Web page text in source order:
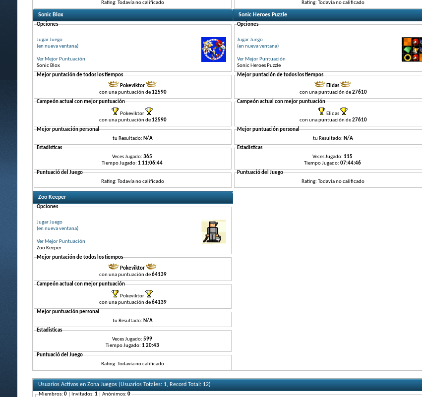
Rating: Todavía no calificado
Rating: Todavía no calificado
Sonic Blox
Opciones
Jugar Juego
(en nueva ventana)
Ver Mejor Puntuación
Sonic Blox
Mejor puntación de todos los tiempos
Pokeviktor
con una puntuación de 12590
Campeón actual con mejor puntuación
Pokeviktor
con una puntuación de 12590
Mejor puntuación personal
tu Resultado: N/A
Estadísticas
Veces Jugado: 365
Tiempo Jugado:
1 11:06:44
Puntuació del Juego
Rating: Todavía no calificado
Sonic Heroes Puzzle
Opciones
Jugar Juego
(en nueva ventana)
Ver Mejor Puntuación
Sonic Heroes Puzzle
Mejor puntación de todos los tiempos
Elidas
con una puntuación de27610
Campeón actual con mejor puntuación
Elidas
con una puntuación de27610
Mejor puntuación personal
tu Resultado: N/A
Estadísticas
Veces Jugado: 115
Tiempo Jugado: 07:44:46
Puntuació del Juego
Rating: Todavía no calificado
Zoo Keeper
Opciones
Jugar Juego
(en nueva ventana)
Ver Mejor Puntuación
Zoo Keeper
Mejor puntación de todos los tiempos
Pokeviktor
con una puntuación de64139
Campeón actual con mejor puntuación
Pokeviktor
con una puntuación de64139
Mejor puntuación personal
tu Resultado: N/A
Estadísticas
Veces Jugado: 599
Tiempo Jugado:
1 20:43
Puntuació del Juego
Rating: Todavía no calificado
Usuarios Activos en Zona Juegos (Usuarios Totales: 1, Record Total: 12)
Miembros: 0 | Invitados: 1 | Anónimos: 0